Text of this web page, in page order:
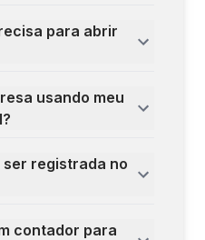
para abrir
usando meu
ser registrada no
contador para